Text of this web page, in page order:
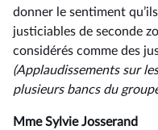
donner le sentiment
justiciables de seconde
considérés comme des
(Applaudissements sur
plusieursbancsdu
Mme Sylvie Josserand